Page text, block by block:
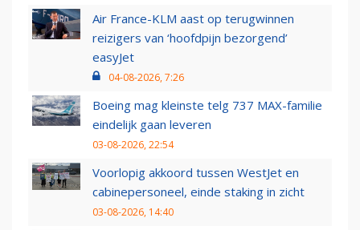
Air France-KLM aast op terugwinnen
reizigers van ‘hoofdpijn bezorgend’
easyJet
04-08-2026, 7:26
Boeing mag kleinste telg 737 MAX-familie
eindelijk gaan leveren
03-08-2026, 22:54
Voorlopig akkoord tussen WestJet en
cabinepersoneel, einde staking in zicht
03-08-2026, 14:40